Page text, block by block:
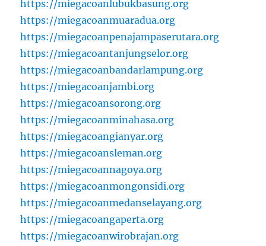
https://miegacoanlubukbasung.org
https://miegacoanmuaradua.org
https://miegacoanpenajampaserutara.org
https://miegacoantanjungselor.org
https://miegacoanbandarlampung.org
https://miegacoanjambi.org
https://miegacoansorong.org
https://miegacoanminahasa.org
https://miegacoangianyar.org
https://miegacoansleman.org
https://miegacoannagoya.org
https://miegacoanmongonsidi.org
https://miegacoanmedanselayang.org
https://miegacoangaperta.org
https://miegacoanwirobrajan.org